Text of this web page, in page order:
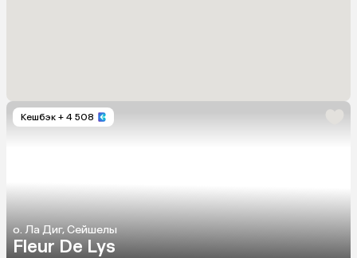
Кешбэк + 4 508
о. Ла Диг, Сейшелы
Fleur De Lys